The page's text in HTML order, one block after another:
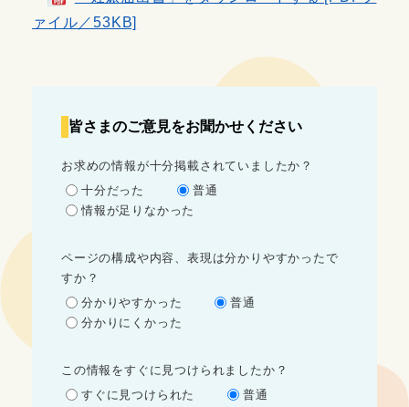
ァイル／53KB]
皆さまのご意見をお聞かせください
お求めの情報が十分掲載されていましたか？
十分だった
普通
情報が足りなかった
ページの構成や内容、表現は分かりやすかったで
すか？
分かりやすかった
普通
分かりにくかった
この情報をすぐに見つけられましたか？
すぐに見つけられた
普通